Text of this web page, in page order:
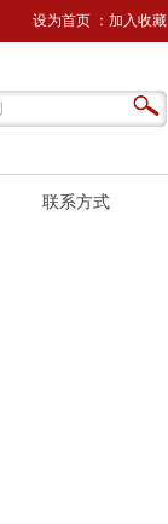
设为首页 ： 加入收藏
联系方式